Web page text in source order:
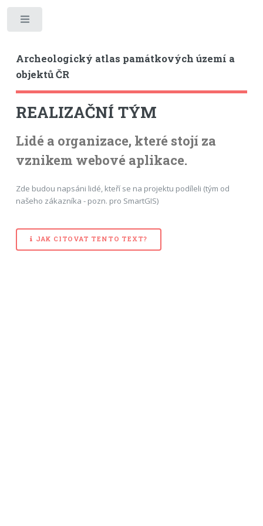
Archeologický atlas památkových území a
objektů ČR
REALIZAČNÍ TÝM
Lidé a organizace, které stojí za
vznikem webové aplikace.
Zde budou napsáni lidé, kteří se na projektu podíleli (tým od
našeho zákazníka - pozn. pro SmartGIS)
JAK CITOVAT TENTO TEXT?